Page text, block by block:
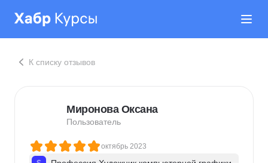
К списку отзывов
Миронова Оксана
Пользователь
октябрь 2023